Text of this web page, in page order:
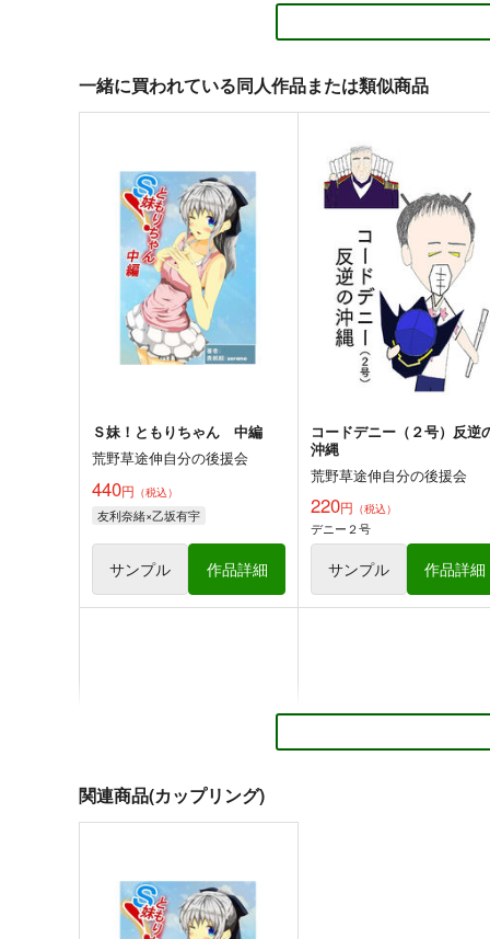
こぴかな時々あー＃.NET
荒野草途伸自分の後援会
円（税込）
リトルバスターズ！
二木佳奈多×直枝理樹
「佳奈多が理樹を」アクリ
キーホルダー
荒野草途伸自分の後援会
専売 110円 （税込）
リトルバスターズ！
二木佳奈多
直枝理樹
サンプル カート
288円（税込）
鉄道 瀬戸川しなの
塩草海
サンプル カート
一緒に買われている同人作品または類似商品
Ｓ妹！ともりちゃん 中編
荒野草途伸自分の後援会
440円 （税込）
友利奈緒×乙坂有宇
サンプル 作品詳細
コードデニー（２号）反逆
沖縄
荒野草途伸自分の後援会
220円 （税込）
デニー２号
サンプル 作品詳細
「佳奈多が理樹を」アクリル
関連商品(カップリング)